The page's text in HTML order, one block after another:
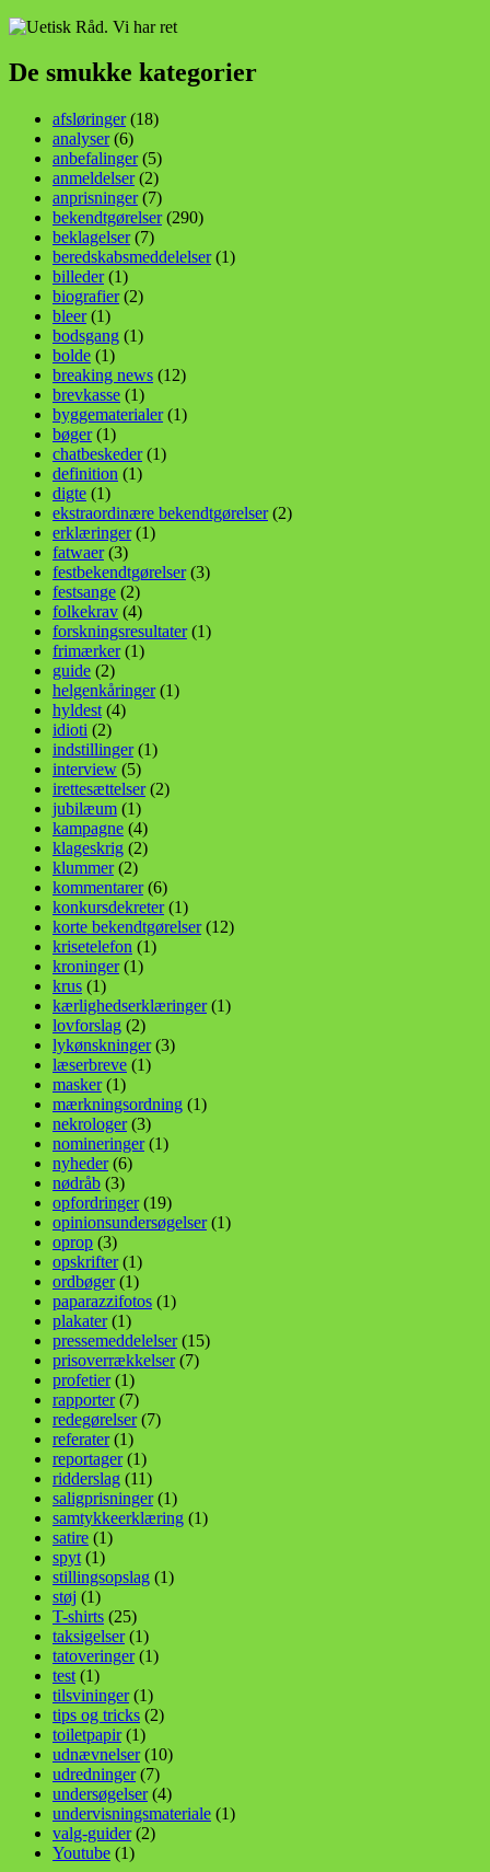
De smukke kategorier
afsløringer(18)
analyser(6)
anbefalinger(5)
anmeldelser(2)
anprisninger(7)
bekendtgørelser(290)
beklagelser(7)
beredskabsmeddelelser(1)
billeder(1)
biografier(2)
bleer(1)
bodsgang (1)
bolde (1)
breaking news (12)
brevkasse (1)
byggematerialer(1)
bøger(1)
chatbeskeder(1)
definition (1)
digte (1)
ekstraordinære bekendtgørelser(2)
erklæringer(1)
fatwaer(3)
festbekendtgørelser(3)
festsange (2)
folkekrav (4)
forskningsresultater(1)
frimærker(1)
guide (2)
helgenkåringer(1)
hyldest (4)
idioti (2)
indstillinger(1)
interview (5)
irettesættelser(2)
jubilæum (1)
kampagne (4)
klageskrig (2)
klummer(2)
kommentarer(6)
konkursdekreter(1)
korte bekendtgørelser(12)
krisetelefon (1)
kroninger(1)
krus (1)
kærlighedserklæringer(1)
lovforslag (2)
lykønskninger(3)
læserbreve (1)
masker(1)
mærkningsordning (1)
nekrologer(3)
nomineringer(1)
nyheder(6)
nødråb (3)
opfordringer(19)
opinionsundersøgelser(1)
oprop (3)
opskrifter(1)
ordbøger(1)
paparazzifotos (1)
plakater(1)
pressemeddelelser(15)
prisoverrækkelser(7)
profetier(1)
rapporter(7)
redegørelser(7)
referater(1)
reportager(1)
ridderslag (11)
saligprisninger(1)
samtykkeerklæring (1)
satire (1)
spyt (1)
stillingsopslag (1)
støj (1)
T-shirts (25)
taksigelser(1)
tatoveringer(1)
test (1)
tilsvininger(1)
tips og tricks (2)
toiletpapir(1)
udnævnelser(10)
udredninger(7)
undersøgelser(4)
undervisningsmateriale (1)
valg-guider(2)
Youtube (1)